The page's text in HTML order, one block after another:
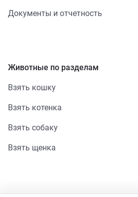
Документы и отчетность
Животные по разделам
Взять кошку
Взять котенка
Взять собаку
Взять щенка